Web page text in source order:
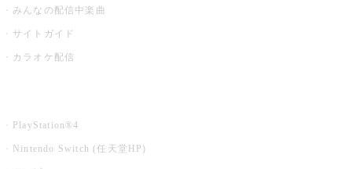
みんなの配信中楽曲
サイトガイド
カラオケ配信
PlayStation®4
Nintendo Switch (任天堂HP)